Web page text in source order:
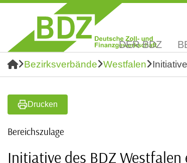
DER BDZ
Bezirksverbände Westfalen
Drucken
Bereichszulage
Initiative des BDZ Westfalen